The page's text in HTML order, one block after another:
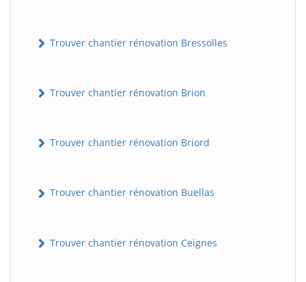
Trouver chantier rénovation Bressolles
Trouver chantier rénovation Brion
Trouver chantier rénovation Briord
Trouver chantier rénovation Buellas
Trouver chantier rénovation Ceignes